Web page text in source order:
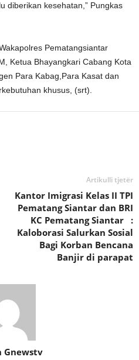
diberikan kesehatan,” Pungkas
Pematangsiantar
Ketua Bhayangkari Cabang Kota
Para Kabag,Para Kasat dan
khusus, (srt).
Artikulli tjetër
Kantor Imigrasi Kelas II TPI
Pematang Siantar dan BRI
KC Pematang Siantar :
Kaloborasi Salurkan Sosial
Bagi Korban Bencana
Banjir di parapat
Gnewstv